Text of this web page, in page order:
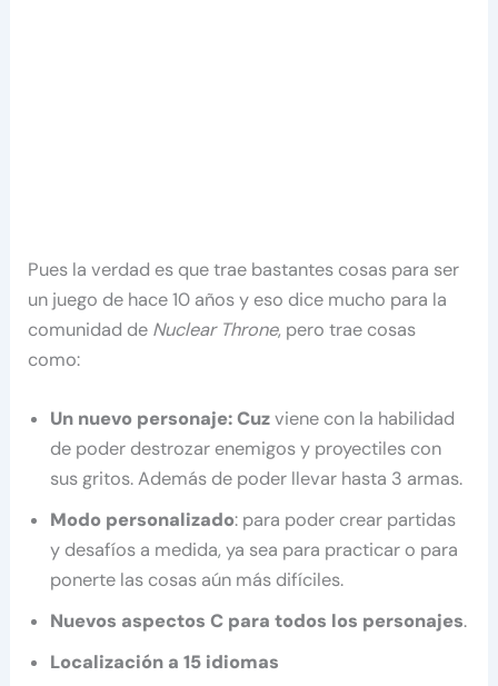
Pues la verdad es que trae bastantes cosas para ser
un juego de hace 10 años y eso dice mucho para la
comunidad de Nuclear Throne, pero trae cosas
como:
Un nuevo personaje: Cuzviene con la habilidad
de poder destrozar enemigos y proyectiles con
sus gritos. Además de poder llevar hasta 3 armas.
Modo personalizado: para poder crear partidas
y desafíos a medida, ya sea para practicar o para
ponerte las cosas aún más difíciles.
Nuevos aspectos C para todos los personajes.
Localización a 15 idiomas